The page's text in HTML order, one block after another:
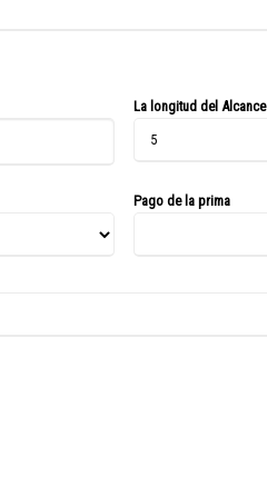
La longitud del
Pago de la prima